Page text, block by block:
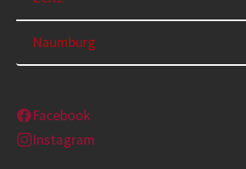
Naumburg
Facebook
Instagram